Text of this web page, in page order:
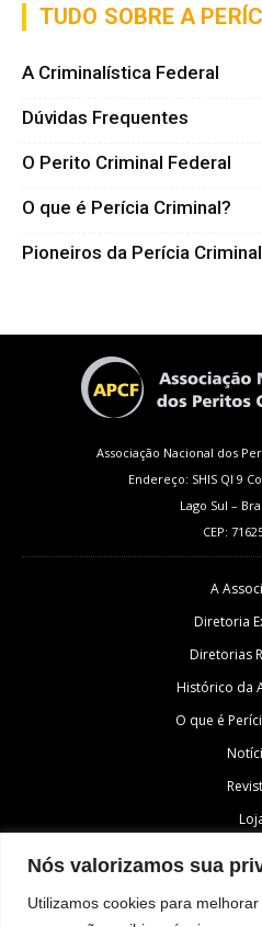
Nós valorizamos sua
Utilizamos cookies para
TUDO SOBRE A
A Criminalística Federal
Dúvidas Frequentes
O Perito Criminal Federal
O que é Perícia Criminal?
Pioneiros da Perícia
Associação Nacional dos
Endereço: SHIS QI 9
Lago Sul –
CEP:
A
Diretoria
Diretorias
Histórico da
O que é